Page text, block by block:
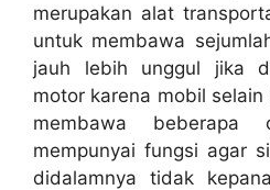
merupakan alat
untuk membawa
jauh lebih unggul jika
motor karena mobil
membawa beberapa
mempunyai fungsi agar
didalamnya tidak